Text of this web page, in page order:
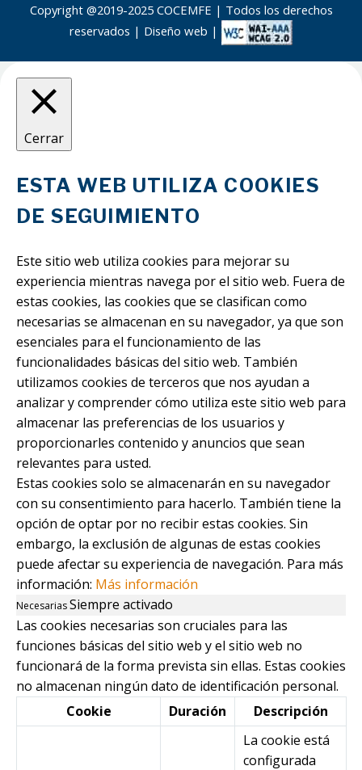
Copyright @2019-2025 COCEMFE | Todos los derechos
reservados | Diseño web |
Cerrar
ESTA WEB UTILIZA COOKIES
DE SEGUIMIENTO
Este sitio web utiliza cookies para mejorar su
experiencia mientras navega por el sitio web. Fuera de
estas cookies, las cookies que se clasifican como
necesarias se almacenan en su navegador, ya que son
esenciales para el funcionamiento de las
funcionalidades básicas del sitio web. También
utilizamos cookies de terceros que nos ayudan a
analizar y comprender cómo utiliza este sitio web para
almacenar las preferencias de los usuarios y
proporcionarles contenido y anuncios que sean
relevantes para usted.
Estas cookies solo se almacenarán en su navegador
con su consentimiento para hacerlo. También tiene la
opción de optar por no recibir estas cookies. Sin
embargo, la exclusión de algunas de estas cookies
puede afectar su experiencia de navegación. Para más
información: Más información
NecesariasSiempre activado
Las cookies necesarias son cruciales para las
funciones básicas del sitio web y el sitio web no
funcionará de la forma prevista sin ellas. Estas cookies
no almacenan ningún dato de identificación personal.
Cookie
Duración Descripción
La cookie está
configurada